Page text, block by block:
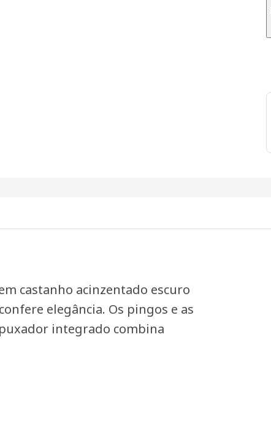
castanho acinzentado escuro
elegância. Os pingos e as
integrado combina